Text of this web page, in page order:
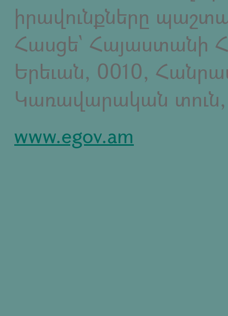
իրավունքները
Հասցե` Հայաստանի
Երեւան, 0010,
Կառավարական տուն,
www.egov.am